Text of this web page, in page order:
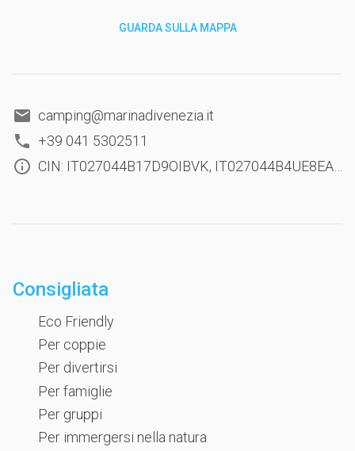
GUARDA SULLA MAPPA
camping@marinadivenezia.it
+39 041 5302511
Consigliata
Eco Friendly
Per coppie
Per divertirsi
Per famiglie
Per gruppi
Per immergersi nella natura